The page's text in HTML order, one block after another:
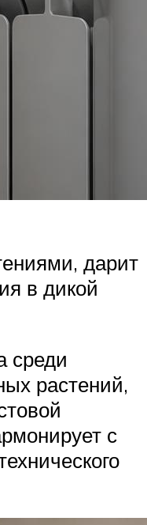
дарит
в дикой
среди
растений,
с